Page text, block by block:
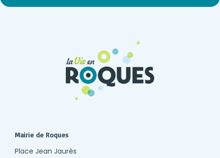
Mairie de Roques
Place Jean Jaurès